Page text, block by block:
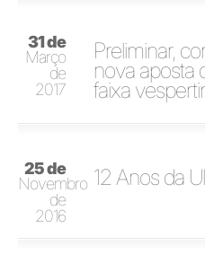
31 de
Março
de
2017
Preliminar,
nova aposta
faixa
25 de
Novembro
de
2016
12 Anos da